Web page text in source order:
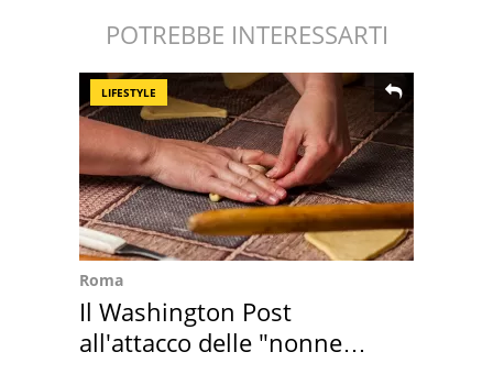
POTREBBE INTERESSARTI
LIFESTYLE
Roma
Il Washington Post
all'attacco delle "nonne